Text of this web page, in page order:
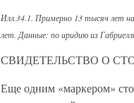
Илл.34.1. Примерно 13 тысяч лет
лет. Данные: по иридию из
СВИДЕТЕЛЬСТВО О
Еще одним «маркером»